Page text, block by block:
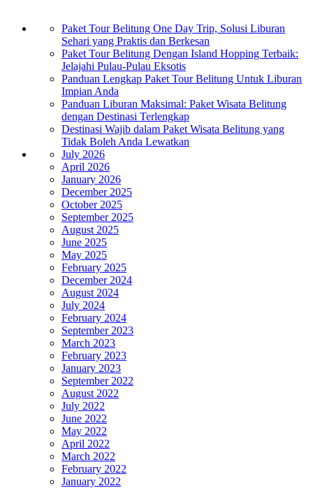
Paket Tour Belitung One Day Trip, Solusi Liburan
Sehari yang Praktis dan Berkesan
Paket Tour Belitung Dengan Island Hopping Terbaik:
Jelajahi Pulau-Pulau Eksotis
Panduan Lengkap Paket Tour Belitung Untuk Liburan
Impian Anda
Panduan Liburan Maksimal: Paket Wisata Belitung
dengan Destinasi Terlengkap
Destinasi Wajib dalam Paket Wisata Belitung yang
Tidak Boleh Anda Lewatkan
July 2026
April 2026
January 2026
December 2025
October 2025
September 2025
August 2025
June 2025
May 2025
February 2025
December 2024
August 2024
July 2024
February 2024
September 2023
March 2023
February 2023
January 2023
September 2022
August 2022
July 2022
June 2022
May 2022
April 2022
March 2022
February 2022
January 2022